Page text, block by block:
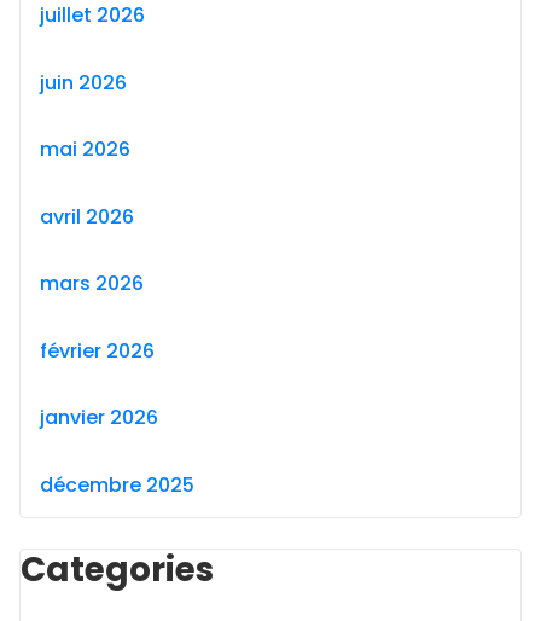
juillet 2026
juin 2026
mai 2026
avril 2026
mars 2026
février 2026
janvier 2026
décembre 2025
Categories